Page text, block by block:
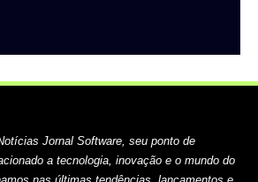
Jornal Software, seu ponto de
a tecnologia, inovação e o mundo do